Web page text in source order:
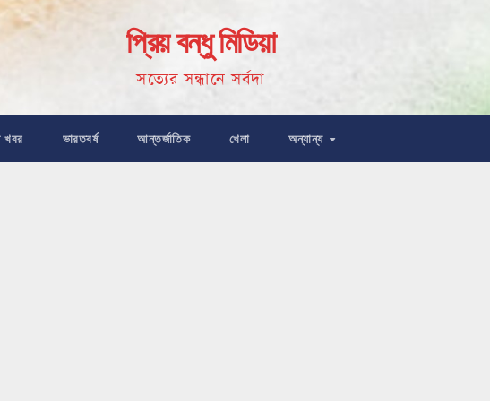
প্রিয় বন্ধু মিডিয়া
সত্যের সন্ধানে সর্বদা
খবর ভারতবর্ষ আন্তর্জাতিক খেলা অন্যান্য